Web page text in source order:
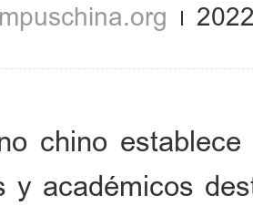
chino
y académicos